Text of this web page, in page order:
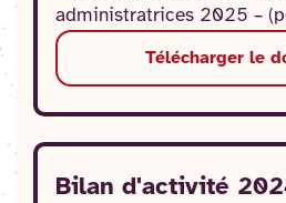
administratrices 2025 –
Télécharger le
Bilan d'activité